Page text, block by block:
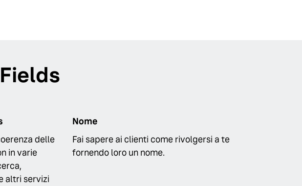
delle
in varie
altri servizi
Nome
Fai sapere ai clienti come rivolgersi a te
fornendo loro un nome.